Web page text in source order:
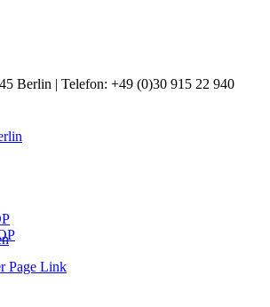
Berlin | Telefon: +49 (0)30 915 22 940
Page Link